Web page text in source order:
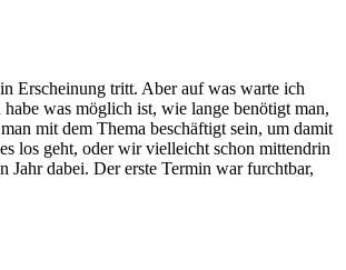
Erscheinung tritt. Aber auf was warte ich
was möglich ist, wie lange benötigt man,
mit dem Thema beschäftigt sein, um damit
los geht, oder wir vielleicht schon mittendrin
dabei. Der erste Termin war furchtbar,